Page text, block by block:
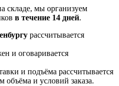
складе, мы организуем
в течение 14 дней.
рассчитывается
и оговаривается
и подъёма рассчитывается
объёма и условий заказа.